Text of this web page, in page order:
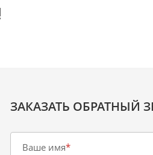
ЗАКАЗАТЬ ОБРАТНЫЙ
Ваше имя*